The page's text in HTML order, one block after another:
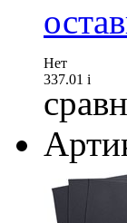
Нет
337.01 i